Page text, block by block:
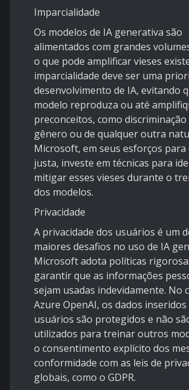
Imparcialidade
Os modelos de IA generativa são
alimentados com grandes
o que pode amplificar vieses
imparcialidade deve ser uma
desenvolvimento de IA, evitando
modelo reproduza ou até
preconceitos, como discriminação
gênero ou de qualquer outra
Microsoft, em seus esforços para
justa, investe em técnicas para
mitigar esses vieses durante o
dos modelos.
Privacidade
A privacidade dos usuários é um
maiores desafios no uso de IA
Microsoft adota políticas
garantir que as informações
sejam usadas indevidamente. No
Azure OpenAI, os dados
usuários são protegidos e não
utilizados para treinar outros
o consentimento explícito dos
conformidade com as leis de
globais, como o GDPR.